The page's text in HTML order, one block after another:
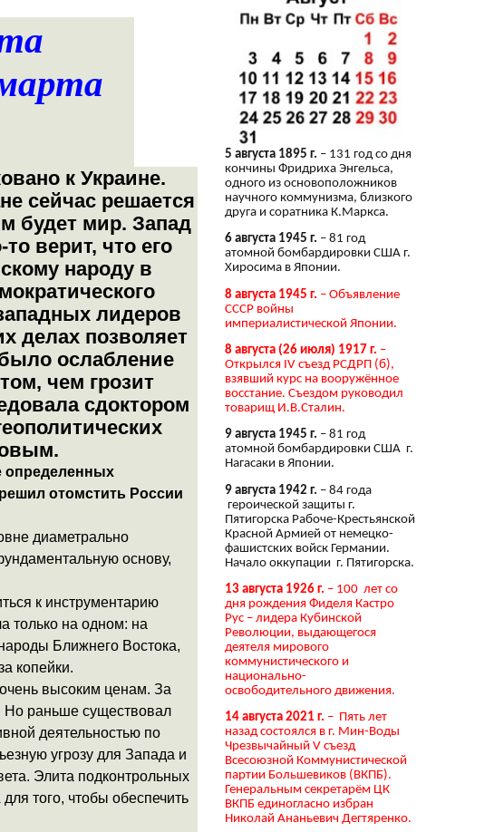
к Украине.
сейчас решается
будет мир. Запад
верит, что его
народу в
лидеров
делах позволяет
ослабление
чем грозит
сдоктором
.
определенных
отомстить России
диаметрально
основу,
к инструментарию
только на одном: на
Ближнего Востока,
копейки.
высоким ценам. За
Но раньше существовал
деятельностью по
угрозу для Запада и
Элита подконтрольных
того, чтобы обеспечить
5 августа 1895 г. – 131 год со дня
кончины Фридриха Энгельса,
одного из основоположников
научного коммунизма, близкого
друга и соратника К.Маркса.
6 августа 1945 г. – 81 год
атомной бомбардировки США г.
Хиросима в Японии.
8 августа 1945 г. – Объявление
СССР войны
империалистической Японии.
8 августа (26 июля) 1917 г. –
Открылся IV съезд РСДРП (б),
взявший курс на вооружённое
восстание. Съездом руководил
товарищ И.В.Сталин.
9 августа 1945 г. – 81 год
атомной бомбардировки США г.
Нагасаки в Японии.
9 августа 1942 г. – 84 года
героической защиты г.
Пятигорска Рабоче-Крестьянской
Красной Армией от немецко-
фашистских войск Германии.
Начало оккупации г. Пятигорска.
13 августа 1926 г. – 100 лет со
дня рождения Фиделя Кастро
Рус – лидера Кубинской
Революции, выдающегося
деятеля мирового
коммунистического и
национально-
освободительного движения.
14 августа 2021 г. – Пять лет
назад состоялся в г. Мин-Воды
Чрезвычайный V съезд
Всесоюзной Коммунистической
партии Большевиков (ВКПБ).
Генеральным секретарём ЦК
ВКПБ единогласно избран
Николай Ананьевич Дегтяренко.